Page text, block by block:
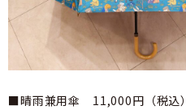
■晴雨兼用傘 11,000円（税込）